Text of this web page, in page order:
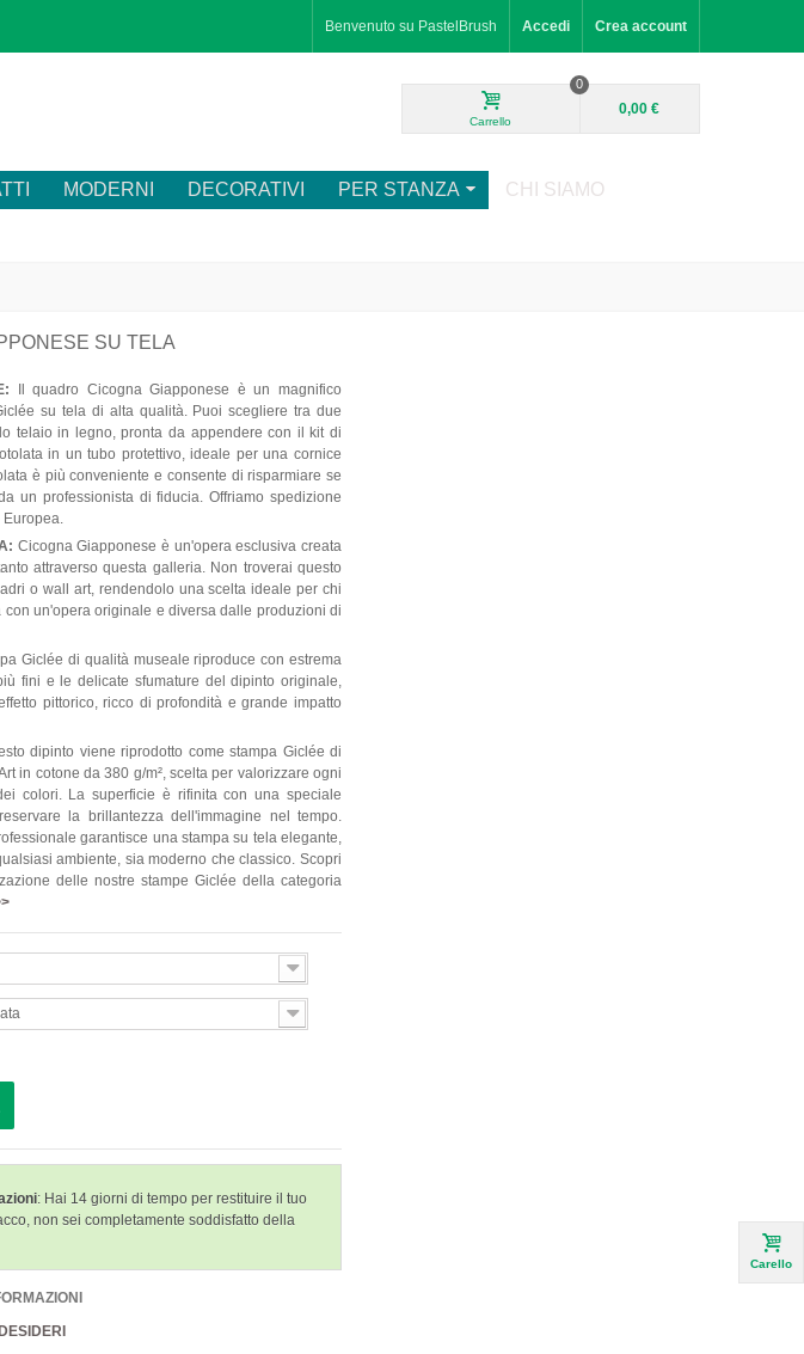
Benvenuto su PastelBrush Accedi Crea account
Carrello
0
0,00 €
MODERNI DECORATIVI PER STANZA
CHI SIAMO
SU TELA
Il quadro Cicogna Giapponese è un magnifico
su tela di alta qualità. Puoi scegliere tra due
telaio in legno, pronta da appendere con il kit di
in un tubo protettivo, ideale per una cornice
è più conveniente e consente di risparmiare se
un professionista di fiducia. Offriamo spedizione
Cicogna Giapponese è un'opera esclusiva creata
attraverso questa galleria. Non troverai questo
o wall art, rendendolo una scelta ideale per chi
un'opera originale e diversa dalle produzioni di
Giclée di qualità museale riproduce con estrema
fini e le delicate sfumature del dipinto originale,
pittorico, ricco di profondità e grande impatto
dipinto viene riprodotto come stampa Giclée di
in cotone da 380 g/m², scelta per valorizzare ogni
colori. La superficie è rifinita con una speciale
la brillantezza dell'immagine nel tempo.
garantisce una stampa su tela elegante,
ambiente, sia moderno che classico. Scopri
delle nostre stampe Giclée della categoria
: Hai 14 giorni di tempo per restituire il tuo
non sei completamente soddisfatto della
Carello